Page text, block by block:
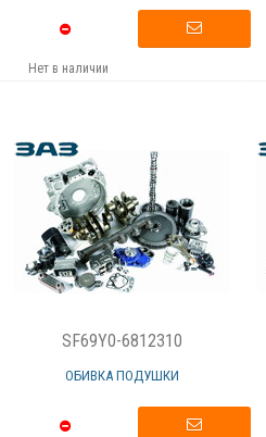
Нет в наличии
SF69Y0-6812310
ОБИВКА ПОДУШКИ